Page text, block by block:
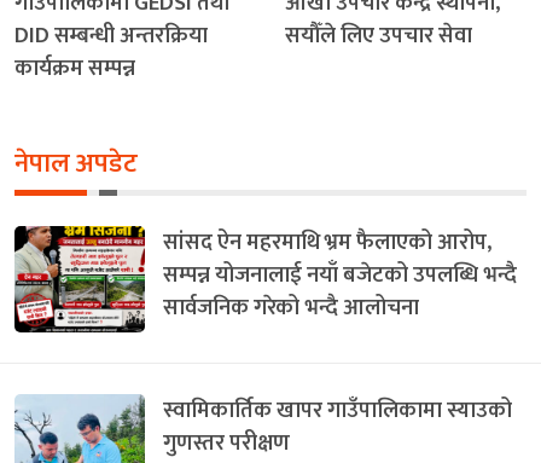
DID सम्बन्धी अन्तरक्रिया
कार्यक्रम सम्पन्न
सयौँले लिए उपचार सेवा
नेपाल अपडेट
सांसद ऐन महरमाथि भ्रम फैलाएको आरोप,
सम्पन्न योजनालाई नयाँ बजेटको उपलब्धि भन्दै
सार्वजनिक गरेको भन्दै आलोचना
स्वामिकार्तिक खापर गाउँपालिकामा स्याउको
गुणस्तर परीक्षण